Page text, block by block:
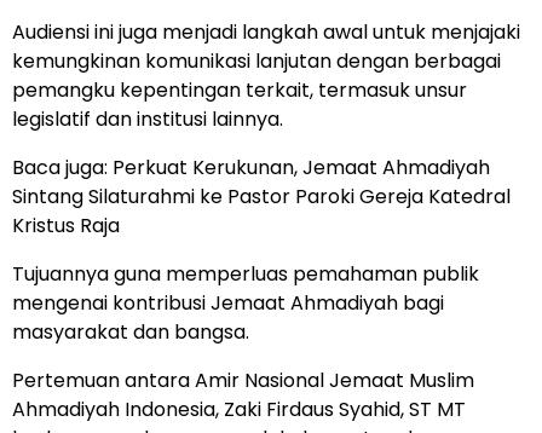
Audiensi ini juga menjadi langkah awal untuk menjajaki
kemungkinan komunikasi lanjutan dengan berbagai
pemangku kepentingan terkait, termasuk unsur
legislatif dan institusi lainnya.
Baca juga: Perkuat Kerukunan, Jemaat Ahmadiyah
Sintang Silaturahmi ke Pastor Paroki Gereja Katedral
Kristus Raja
Tujuannya guna memperluas pemahaman publik
mengenai kontribusi Jemaat Ahmadiyah bagi
masyarakat dan bangsa.
Pertemuan antara Amir Nasional Jemaat Muslim
Ahmadiyah Indonesia, Zaki Firdaus Syahid, ST MT